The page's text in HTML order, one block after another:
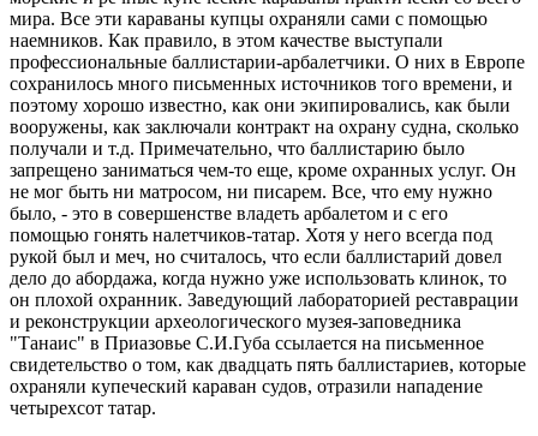
мира. Все эти караваны купцы охраняли сами с помощью
наемников. Как правило, в этом качестве выступали
профессиональные баллистарии-арбалетчики. О них в Европе
сохранилось много письменных источников того времени, и
поэтому хорошо известно, как они экипировались, как были
вооружены, как заключали контракт на охрану судна, сколько
получали и т.д. Примечательно, что баллистарию было
запрещено заниматься чем-то еще, кроме охранных услуг. Он
не мог быть ни матросом, ни писарем. Все, что ему нужно
было, - это в совершенстве владеть арбалетом и с его
помощью гонять налетчиков-татар. Хотя у него всегда под
рукой был и меч, но считалось, что если баллистарий довел
дело до абордажа, когда нужно уже использовать клинок, то
он плохой охранник. Заведующий лабораторией реставрации
и реконструкции археологического музея-заповедника
"Танаис" в Приазовье С.И.Губа ссылается на письменное
свидетельство о том, как двадцать пять баллистариев, которые
охраняли купеческий караван судов, отразили нападение
четырехсот татар.